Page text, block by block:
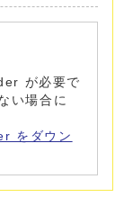
が必要で
い場合に
をダウン